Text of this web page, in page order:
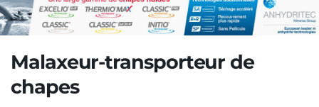
Malaxeur-transporteur de
chapes